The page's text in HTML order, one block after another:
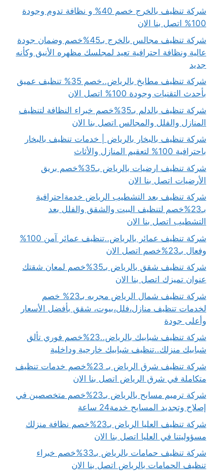
شركة تنظيف بالخرج خصم 40% و نظافة تدوم وجودة
100% اتصل بنا الان
شركة تنظيف مجالس بالخرج بـ45%خصم وضمان جودة
عالية ونظافة احترافية تعيد لمجلسك مظهره الأنيق وكأنه
جديد
شركة تنظيف مطابخ بالرياض..خصم 35% تنظيف عميق
بأحدث التقنيات وجودة 100% اتصل الان
شركة تنظيف بالدلم بـ35%خصم خبراء النظافة لتنظيف
المنازل والفلل والمجالس اتصل بنا الان
شركة تنظيف بالبخار بالرياض | خدمات تنظيف بالبخار
باحترافية 100% لتعقيم المنازل والأثاث
شركة تنظيف ارضيات بالرياض بـ35%خصم بريق
الأرضيات اتصل بنا الان
شركة تنظيف بعد التشطيب الرياض خدمةاحترافية
بـ23%خصم لتنظيف البيت والشقق والفلل بعد
التشطيب اتصل بنا الان
شركة تنظيف عمائر بالرياض..تنظيف عمائر آمن 100%
وفعال بـ23%خصم اتصل الان
شركة تنظيف شقق بالرياض بـ35%خصم لمعان شقتك
عنوان تميزك اتصل بنا الان
شركة تنظيف شمال الرياض مجربه بـ23% خصم
لخدمات تنظيف منازل،فلل،بيوت، شقق بأفضل الأسعار
وأعلى جودة
شركة تنظيف شبابيك بالرياض..23%خصم فوري تألق
شبابيك منزلك..تنظيف شبابيك خارجية وداخلية
شركة تنظيف شرق الرياض بـ 23%خصم خدمات تنظيف
متكاملة في شرق الرياض اتصل بنا الان
شركة ترميم مسابح بالرياض بـ23%خصم متخصصين في
إصلاح وتجديد المسابح خدمة24 ساعة
شركة تنظيف العليا الرياض بـ23%خصم نظافة منزلك
مسؤوليتنا في العليا اتصل بنا الان
شركة تنظيف حمامات بالرياض بـ33%خصم خبراء
تنظيف الحمامات بالرياض اتصل بنا الان